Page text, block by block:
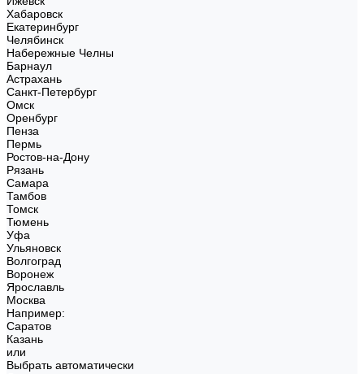
Хабаровск
Екатеринбург
Челябинск
Набережные Челны
Барнаул
Астрахань
Санкт-Петербург
Омск
Оренбург
Пенза
Пермь
Ростов-на-Дону
Рязань
Самара
Тамбов
Томск
Тюмень
Уфа
Ульяновск
Волгоград
Воронеж
Ярославль
Москва
Например:
Саратов
Казань
или
Выбрать автоматически